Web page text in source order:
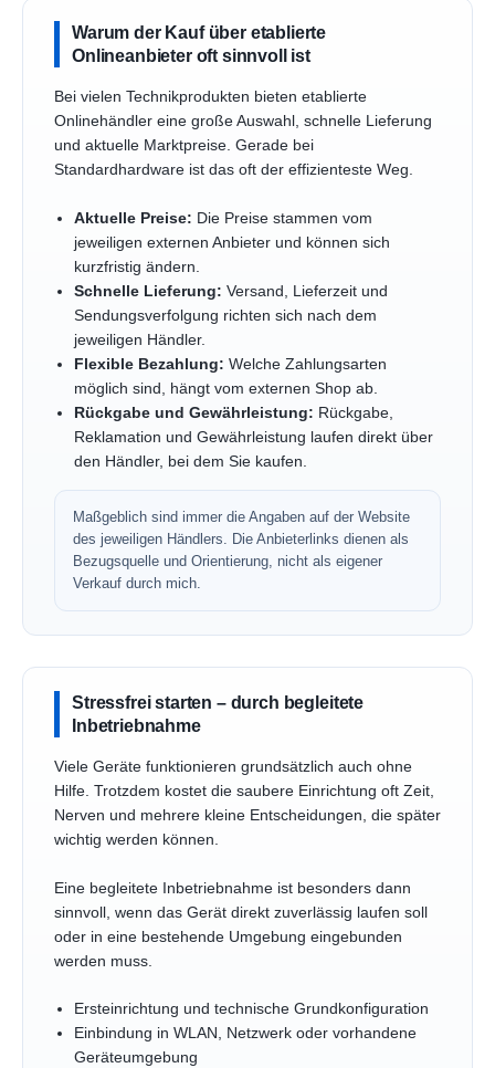
Warum der Kauf über etablierte
Onlineanbieter oft sinnvoll ist
Bei vielen Technikprodukten bieten etablierte
Onlinehändler eine große Auswahl, schnelle Lieferung
und aktuelle Marktpreise. Gerade bei
Standardhardware ist das oft der effizienteste Weg.
Aktuelle Preise: Die Preise stammen vom
jeweiligen externen Anbieter und können sich
kurzfristig ändern.
Schnelle Lieferung: Versand, Lieferzeit und
Sendungsverfolgung richten sich nach dem
jeweiligen Händler.
Flexible Bezahlung: Welche Zahlungsarten
möglich sind, hängt vom externen Shop ab.
Rückgabe und Gewährleistung: Rückgabe,
Reklamation und Gewährleistung laufen direkt über
den Händler, bei dem Sie kaufen.
Maßgeblich sind immer die Angaben auf der Website
des jeweiligen Händlers. Die Anbieterlinks dienen als
Bezugsquelle und Orientierung, nicht als eigener
Verkauf durch mich.
Stressfrei starten – durch begleitete
Inbetriebnahme
Viele Geräte funktionieren grundsätzlich auch ohne
Hilfe. Trotzdem kostet die saubere Einrichtung oft Zeit,
Nerven und mehrere kleine Entscheidungen, die später
wichtig werden können.
Eine begleitete Inbetriebnahme ist besonders dann
sinnvoll, wenn das Gerät direkt zuverlässig laufen soll
oder in eine bestehende Umgebung eingebunden
werden muss.
Ersteinrichtung und technische Grundkonfiguration
Einbindung in WLAN, Netzwerk oder vorhandene
Geräteumgebung